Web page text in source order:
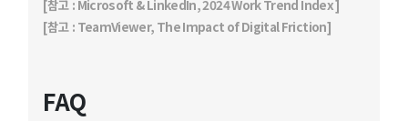
[참고 : Microsoft & LinkedIn, 2024 Work Trend Index ]
[참고 : TeamViewer, The Impact of Digital Friction]
FAQ